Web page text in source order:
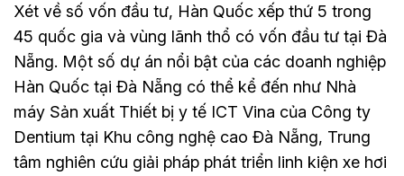
Xét về số vốn đầu tư, Hàn Quốc xếp thứ 5 trong
45 quốc gia và vùng lãnh thổ có vốn đầu tư tại Đà
Nẵng. Một số dự án nổi bật của các doanh nghiệp
Hàn Quốc tại Đà Nẵng có thể kể đến như Nhà
máy Sản xuất Thiết bị y tế ICT Vina của Công ty
Dentium tại Khu công nghệ cao Đà Nẵng, Trung
tâm nghiên cứu giải pháp phát triển linh kiện xe hơi